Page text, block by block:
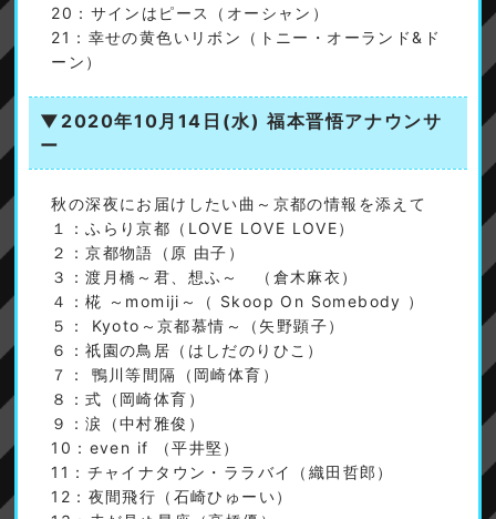
20：サインはピース（オーシャン）
21：幸せの黄色いリボン（トニー・オーランド&ド
ーン）
▼2020年10月14日(水) 福本晋悟アナウンサ
ー
秋の深夜にお届けしたい曲～京都の情報を添えて
１：ふらり京都（LOVE LOVE LOVE）
２：京都物語（原 由子）
３：渡月橋～君、想ふ～ （倉木麻衣）
４：椛 ～momiji～（ Skoop On Somebody ）
５： Kyoto～京都慕情～（矢野顕子）
６：祇園の鳥居（はしだのりひこ）
７： 鴨川等間隔（岡崎体育）
８：式（岡崎体育）
９：涙（中村雅俊）
10：even if （平井堅）
11：チャイナタウン・ララバイ（織田哲郎）
12：夜間飛行（石崎ひゅーい）